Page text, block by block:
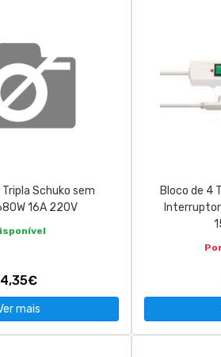
Tripla Schuko sem
16A 220V
4,35€
mais
Bloco de 4
Interruptor